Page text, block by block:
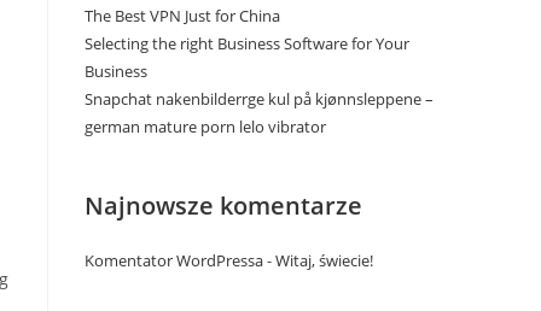
The Best VPN Just for China
Selecting the right Business Software for Your
Business
Snapchat nakenbilderrge kul på kjønnsleppene –
german mature porn lelo vibrator
Najnowsze komentarze
Komentator WordPressa-Witaj, świecie!